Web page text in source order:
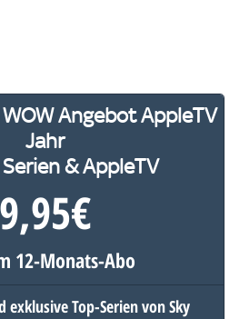
& AppleTV
9,95€
12-Monats-Abo
exklusive Top-Serien von Sky